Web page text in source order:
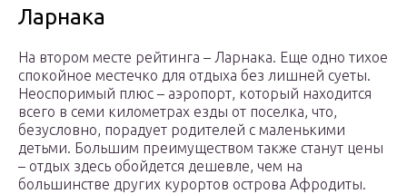
Ларнака
На втором месте рейтинга – Ларнака. Еще одно тихое
спокойное местечко для отдыха без лишней суеты.
Неоспоримый плюс – аэропорт, который находится
всего в семи километрах езды от поселка, что,
безусловно, порадует родителей с маленькими
детьми. Большим преимуществом также станут цены
– отдых здесь обойдется дешевле, чем на
большинстве других курортов острова Афродиты.